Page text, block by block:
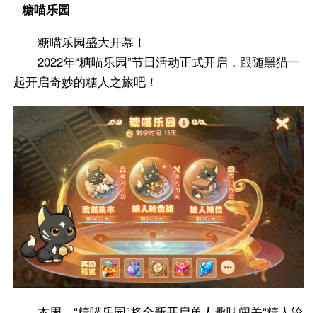
糖喵乐园
糖喵乐园盛大开幕！
2022年“糖喵乐园”节日活动正式开启，跟随黑猫一
起开启奇妙的糖人之旅吧！